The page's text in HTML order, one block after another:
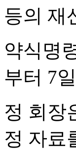
등의 재
약식명
부터 7
정 회장
정 자료